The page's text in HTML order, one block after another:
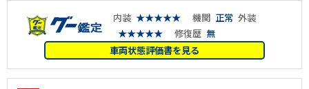
内装 ★★★★★ 機関 正常 外装
★★★★★
修復歴 無
車両状態評価書を見る